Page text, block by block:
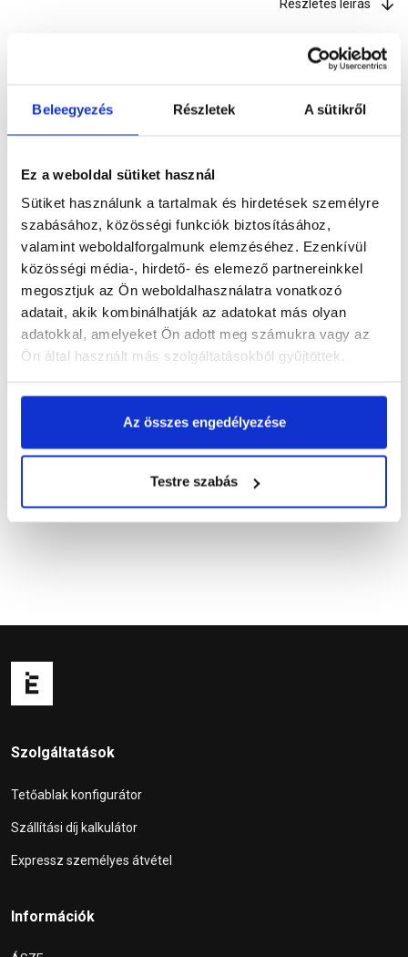
Beleegyezés Részletek A sütikről
Ez a weboldal sütiket használ
Sütiket használunk a tartalmak és hirdetések személyre
szabásához, közösségi funkciók biztosításához,
valamint weboldalforgalmunk elemzéséhez. Ezenkívül
közösségi média-, hirdető- és elemező partnereinkkel
megosztjuk az Ön weboldalhasználatra vonatkozó
adatait, akik kombinálhatják az adatokat más olyan
adatokkal, amelyeket Ön adott meg számukra vagy az
Ön által használt más szolgáltatásokból gyűjtöttek.
Az összes engedélyezése
Testre szabás
Részletes leírás
Részletes leírás
Termékinformáció
Kérdések és válaszok
Szolgáltatások
Tetőablak konfigurátor
Szállítási díj kalkulátor
Expressz személyes átvétel
Információk